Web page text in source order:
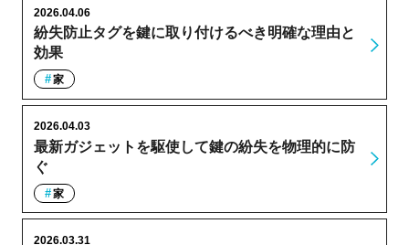
紛失防止タグを鍵に取り付けるべき明確な理由と
効果
2026.04.06
家
最新ガジェットを駆使して鍵の紛失を物理的に防
ぐ
2026.04.03
家
2026.03.31